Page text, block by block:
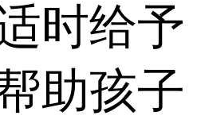
时给予
助孩子